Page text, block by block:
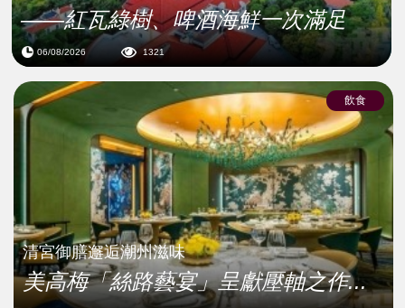
——紅瓦綠樹、啤酒海鮮一次滿足
06/08/2026 1321
飲食
清宮御膳邂逅潮州滋味
美高梅「絲路藝宴」呈獻壓軸之作...